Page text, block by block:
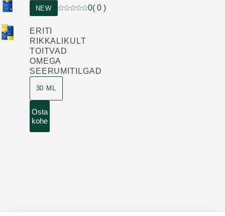
NEW
Praegune hinnang: 0 5-st tähest hinnanud 0
0( 0 )
ERITI
RIKKALIKULT
TOITVAD
OMEGA
SEERUMITILGAD
30 ML
Osta
kohe